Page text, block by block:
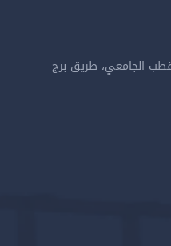
الجامعي، طريق برج